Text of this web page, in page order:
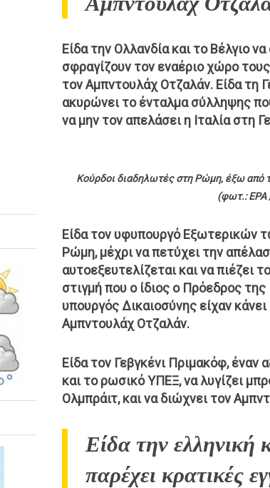
Είδα την Ολλανδία και το Βέλγιο
σφραγίζουν τον εναέριο χώρο
τον Αμπντουλάχ Οτζαλάν. Είδα τη
ακυρώνει το ένταλμα σύλληψης
να μην τον απελάσει η Ιταλία στη
Κούρδοι διαδηλωτές στη Ρώμη, έξω από
(φωτ.: EPA
Είδα τον υφυπουργό Εξωτερικών
Ρώμη, μέχρι να πετύχει την
αυτοεξευτελίζεται και να πιέζει
στιγμή που ο ίδιος ο Πρόεδρος
υπουργός Δικαιοσύνης είχαν
Αμπντουλάχ Οτζαλάν.
Είδα τον Γεβγκένι Πριμακόφ, έναν
και το ρωσικό ΥΠΕΞ, να λυγίζει
Ολμπράιτ, και να διώχνει τον
Είδα την ελληνική
παρέχει κρατικές